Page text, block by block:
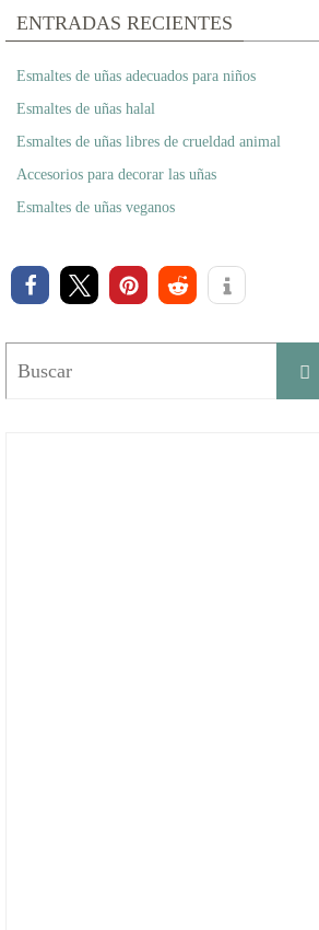
ENTRADAS RECIENTES
Esmaltes de uñas adecuados para niños
Esmaltes de uñas halal
Esmaltes de uñas libres de crueldad animal
Accesorios para decorar las uñas
Esmaltes de uñas veganos